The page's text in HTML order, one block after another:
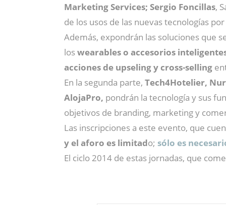
Marketing Services; Sergio Foncillas,
de los usos de las nuevas tecnologías
Además, expondrán las soluciones que
loswearables o accesorios
acciones de upseling y cross-selling
En la segunda parte, Tech4Hotelier,
AlojaPro, pondrán la tecnología y sus
objetivos de branding, marketing y
Las inscripciones a este evento, que
y el aforo es limitado; sólo es
El ciclo 2014 de estas jornadas, que